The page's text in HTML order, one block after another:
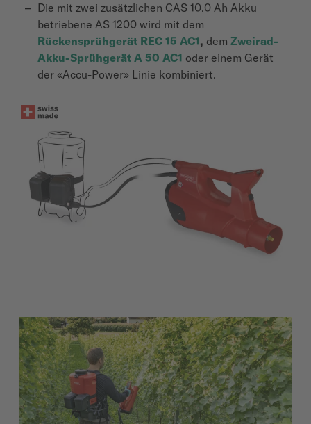
Die mit zwei zusätzlichen CAS 10.0 Ah Akku
betriebene AS 1200 wird mit dem
Rückensprühgerät REC 15 AC1, dem Zweirad-
Akku-Sprühgerät A 50 AC1 oder einem Gerät
der «Accu-Power» Linie kombiniert.